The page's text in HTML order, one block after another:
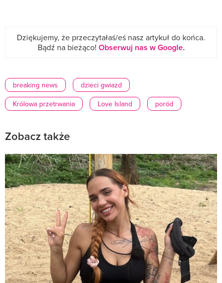
Dziękujemy, że przeczytałaś/eś nasz artykuł do końca.
Bądź na bieżąco! Obserwuj nas w Google.
breaking news
dzieci gwiazd
Królowa przetrwania
Love Island poród
Zobacz także